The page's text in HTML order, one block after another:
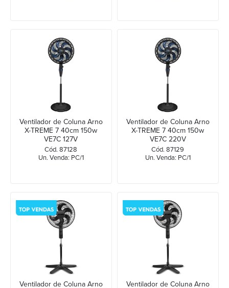
Ventilador de Coluna Arno
X-TREME 7 40cm 150w
VE7C 127V
Cód. 87128
Un. Venda: PC/1
Ventilador de Coluna Arno
X-TREME 7 40cm 150w
VE7C 220V
Cód. 87129
Un. Venda: PC/1
Ventilador de Coluna Arno Ventilador de Coluna Arno